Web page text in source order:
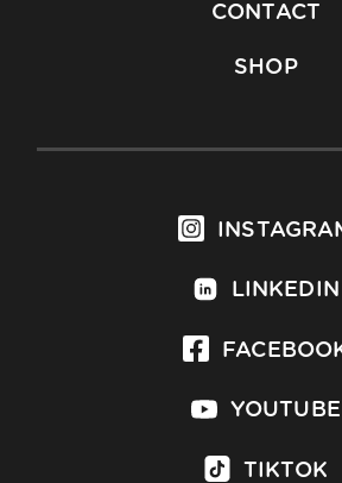
CONTACT
SHOP
LINKEDIN
YOUTUBE
TIKTOK